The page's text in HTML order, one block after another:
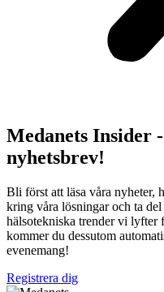
Medanets Insider
nyhetsbrev!
Bli först att läsa våra nyheter,
kring våra lösningar och ta
hälsotekniska trender vi lyfter
kommer du dessutom
evenemang!
Registrera dig